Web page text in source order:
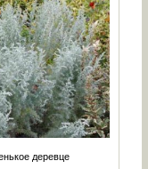
деревце